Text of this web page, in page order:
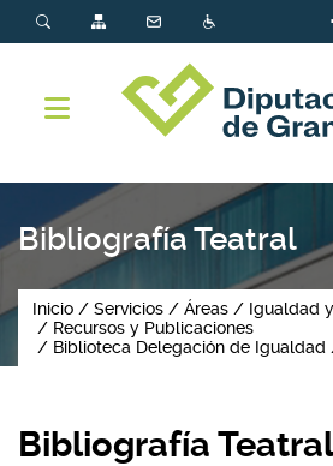
Bibliografía Teatral
Inicio Servicios Áreas
Igualdad
Recursos y Publicaciones
Biblioteca Delegación de Igualdad
Bibliografía Teatral